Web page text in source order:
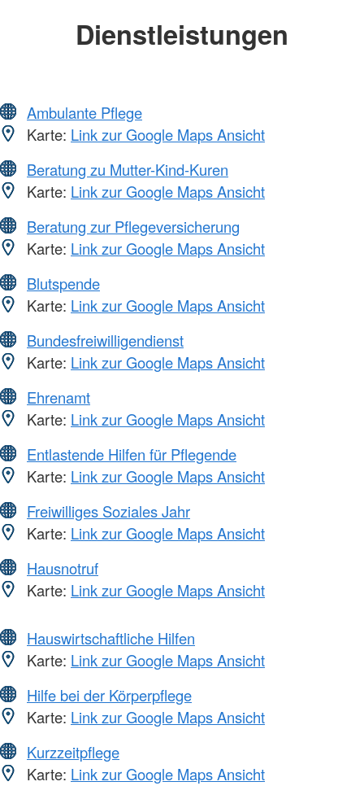
Dienstleistungen
Ambulante Pflege
Karte: Link zur Google Maps Ansicht
Beratung zu Mutter-Kind-Kuren
Karte: Link zur Google Maps Ansicht
Beratung zur Pflegeversicherung
Karte: Link zur Google Maps Ansicht
Blutspende
Karte: Link zur Google Maps Ansicht
Bundesfreiwilligendienst
Karte: Link zur Google Maps Ansicht
Ehrenamt
Karte: Link zur Google Maps Ansicht
Entlastende Hilfen für Pflegende
Karte: Link zur Google Maps Ansicht
Freiwilliges Soziales Jahr
Karte: Link zur Google Maps Ansicht
Hausnotruf
Karte: Link zur Google Maps Ansicht
Hauswirtschaftliche Hilfen
Karte: Link zur Google Maps Ansicht
Hilfe bei der Körperpflege
Karte: Link zur Google Maps Ansicht
Kurzzeitpflege
Karte: Link zur Google Maps Ansicht